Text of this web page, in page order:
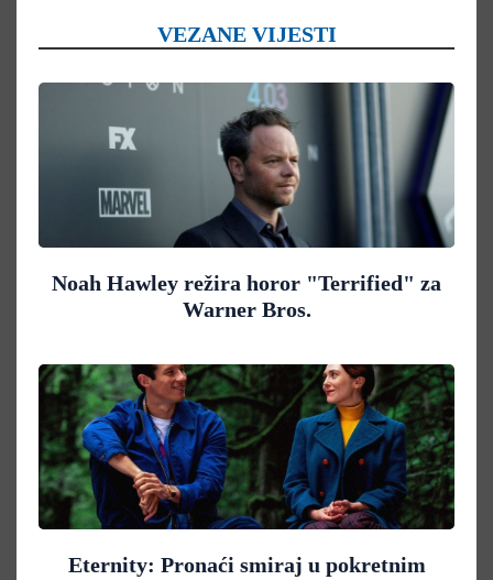
VEZANE VIJESTI
Noah Hawley režira horor "Terrified" za
Warner Bros.
Eternity: Pronaći smiraj u pokretnim